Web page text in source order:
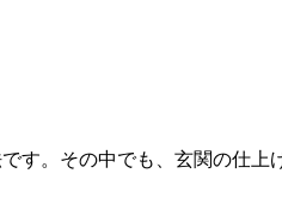
す。その中でも、玄関の仕上